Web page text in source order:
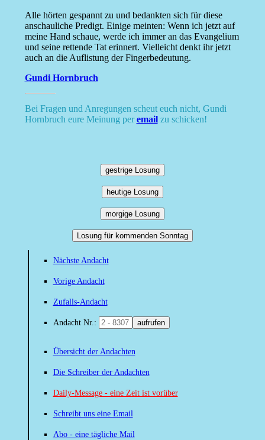
Alle hörten gespannt zu und bedankten sich für diese
anschauliche Predigt. Einige meinten: Wenn ich jetzt auf
meine Hand schaue, werde ich immer an das Evangelium
und seine rettende Tat erinnert. Vielleicht denkt ihr jetzt
auch an die Auflistung der Fingerbedeutung.
Gundi Hornbruch
Bei Fragen und Anregungen scheut euch nicht, Gundi
Hornbruch eure Meinung peremailzu schicken!
gestrige Losung
heutige Losung
morgige Losung
Losung für kommenden Sonntag
Nächste Andacht
Vorige Andacht
Zufalls-Andacht
Andacht Nr.: aufrufen
Übersicht der Andachten
Die Schreiber der Andachten
Daily-Message - eine Zeit ist vorüber
Schreibt uns eine Email
Abo - eine tägliche Mail